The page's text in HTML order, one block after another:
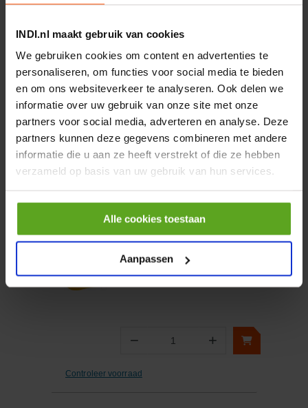
INDI.nl maakt gebruik van cookies
We gebruiken cookies om content en advertenties te
personaliseren, om functies voor social media te bieden
en om ons websiteverkeer te analyseren. Ook delen we
informatie over uw gebruik van onze site met onze
partners voor social media, adverteren en analyse. Deze
partners kunnen deze gegevens combineren met andere
informatie die u aan ze heeft verstrekt of die ze hebben
verzameld op basis van uw gebruik van hun services.
Alle cookies toestaan
Aanpassen
conditioner spray 600ml
Artikelnummer: 000709
− Aantal +
Controleer voorraad
110** 10l
Artikelnummer:
62953030
− Aantal +
Controleer voorraad